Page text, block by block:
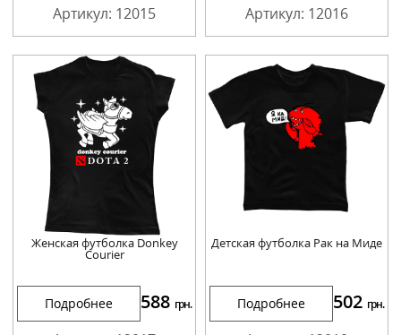
Артикул: 12015 Артикул: 12016
Женская футболка Donkey
Courier
Подробнее 588 грн.
Детская футболка Рак на Миде
Подробнее 502 грн.